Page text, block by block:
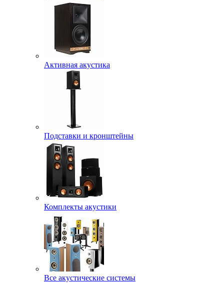
Активная акустика
Подставки и кронштейны
Комплекты акустики
Все акустические системы